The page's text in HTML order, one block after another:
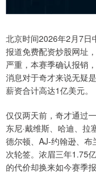
北京时间2026年2月7日
报道免费配资炒股网址
严重，本赛季确认报销
消息对于奇才来说无疑
薪资合计高达1亿美元。
仅仅两天前，奇才通过
东尼·戴维斯、哈迪、
德尔顿、AJ-约翰逊、
次轮签。浓眉三年1.75
的代价却换来如今赛季